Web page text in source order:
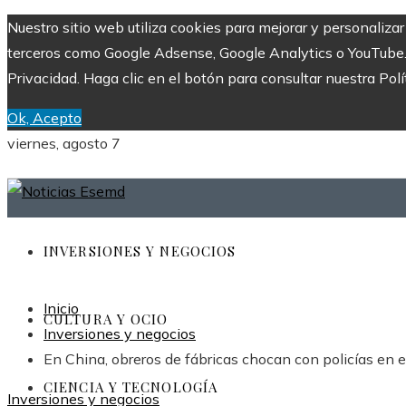
Nuestro sitio web utiliza cookies para mejorar y
terceros como Google Adsense, Google Analytics o
Privacidad. Haga clic en el botón para consultar nuestra
Ok, Acepto
viernes, agosto 7
INVERSIONES Y NEGOCIOS
CULTURA Y OCIO
CIENCIA Y TECNOLOGÍA
Inicio
Inversiones y negocios
En China, obreros de fábricas chocan con policías en
Inversiones y negocios